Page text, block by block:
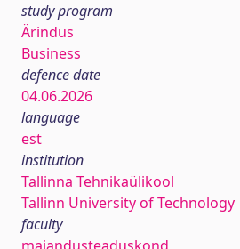
study program
Ärindus
Business
defence date
04.06.2026
language
est
institution
Tallinna Tehnikaülikool
Tallinn University of Technology
faculty